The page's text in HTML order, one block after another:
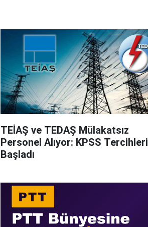
TEİAŞ ve TEDAŞ Mülakatsız
Personel Alıyor: KPSS Tercihleri
Başladı